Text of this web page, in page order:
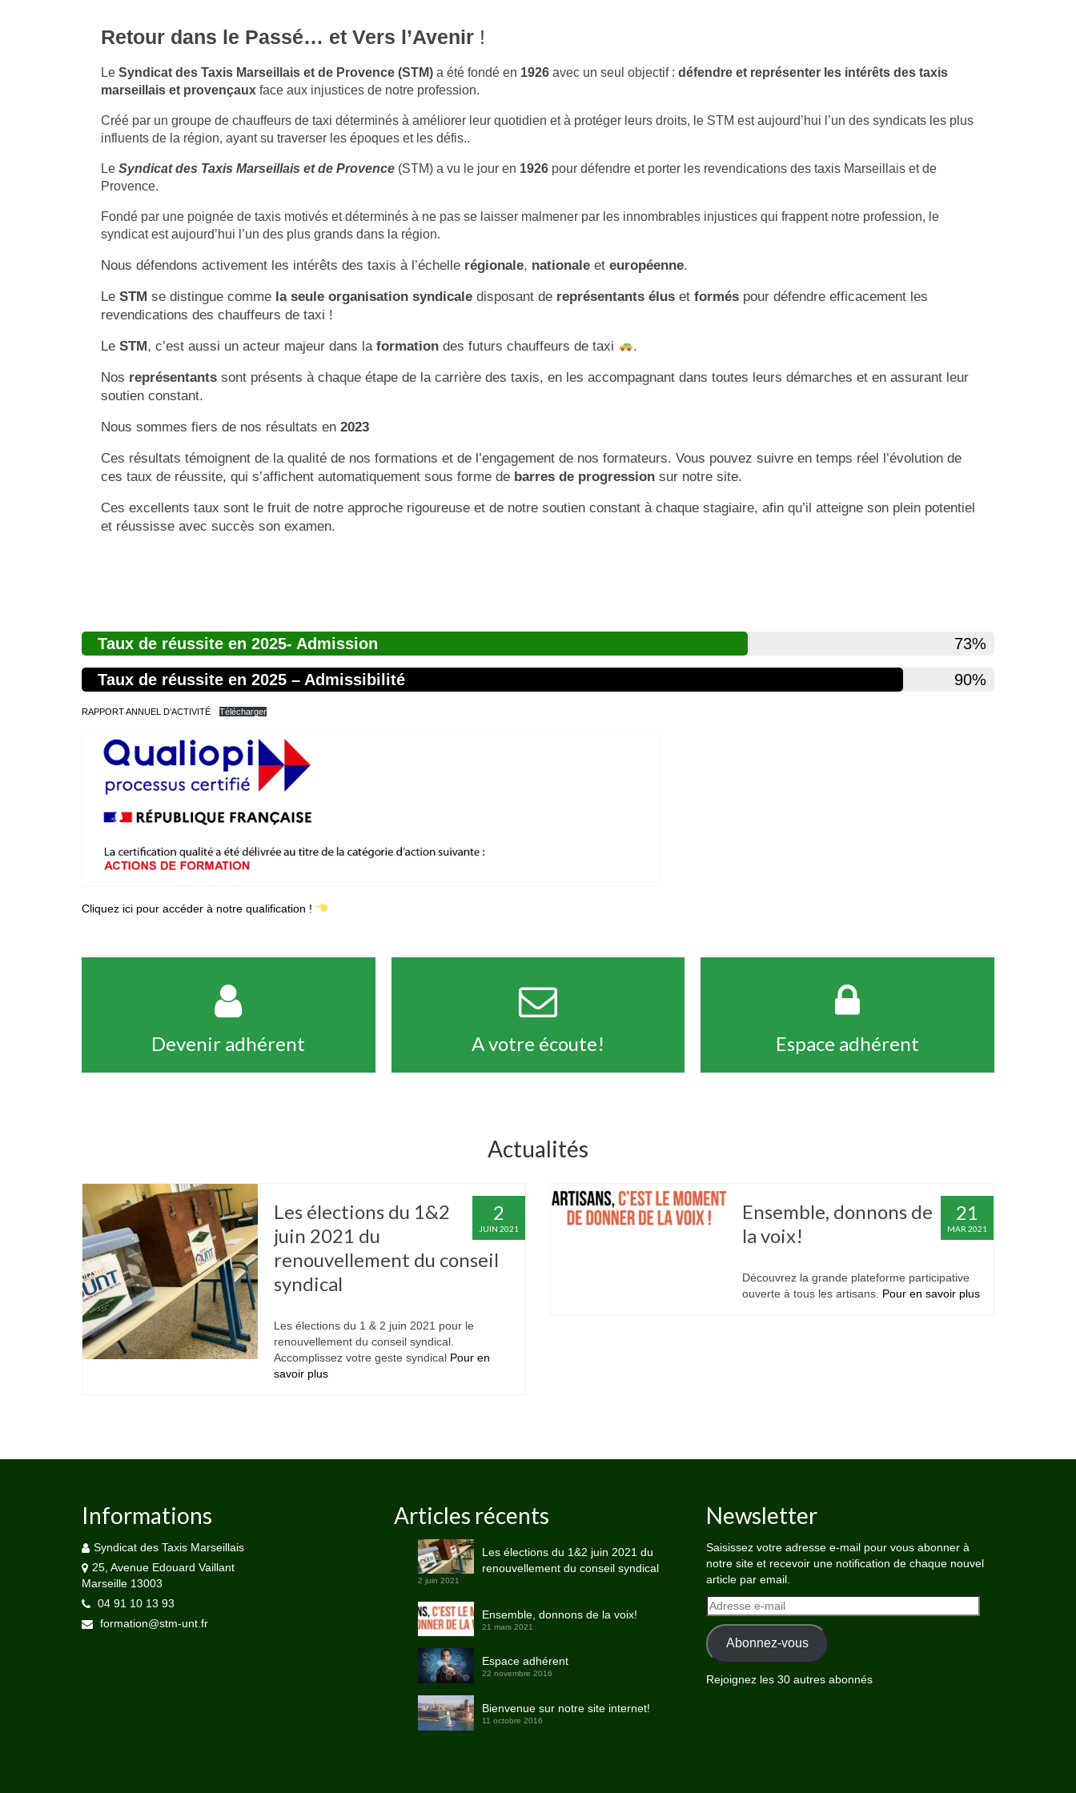
Retour dans le Passé… et Vers l’Avenir !
Le Syndicat des Taxis Marseillais et de Provence (STM) a été fondé en 1926 avec un seul objectif : défendre et représenter les intérêts des taxis
marseillais et provençaux face aux injustices de notre profession.
Créé par un groupe de chauffeurs de taxi déterminés à améliorer leur quotidien et à protéger leurs droits, le STM est aujourd’hui l’un des syndicats les plus
influents de la région, ayant su traverser les époques et les défis..
Le Syndicat des Taxis Marseillais et de Provence (STM) a vu le jour en 1926 pour défendre et porter les revendications des taxis Marseillais et de
Provence.
Fondé par une poignée de taxis motivés et déterminés à ne pas se laisser malmener par les innombrables injustices qui frappent notre profession, le
syndicat est aujourd’hui l’un des plus grands dans la région.
Nous défendons activement les intérêts des taxis à l’échelle régionale, nationale et européenne.
Le STM se distingue comme la seule organisation syndicale disposant de représentants élus et formés pour défendre efficacement les
revendications des chauffeurs de taxi !
Le STM, c’est aussi un acteur majeur dans la formation des futurs chauffeurs de taxi .
Nos représentants sont présents à chaque étape de la carrière des taxis, en les accompagnant dans toutes leurs démarches et en assurant leur
soutien constant.
Nous sommes fiers de nos résultats en 2023
Ces résultats témoignent de la qualité de nos formations et de l’engagement de nos formateurs. Vous pouvez suivre en temps réel l’évolution de
ces taux de réussite, qui s’affichent automatiquement sous forme de barres de progression sur notre site.
Ces excellents taux sont le fruit de notre approche rigoureuse et de notre soutien constant à chaque stagiaire, afin qu’il atteigne son plein potentiel
et réussisse avec succès son examen.
Taux de réussite en 2025- Admission 73%
Taux de réussite en 2025 – Admissibilité 90%
RAPPORT ANNUEL D’ACTIVITÉ Télécharger
Cliquez ici pour accéder à notre qualification !
Devenir adhérent A votre écoute! Espace adhérent
Actualités
2
JUIN 2021
Les élections du 1&2
juin 2021 du
renouvellement du conseil
syndical
Les élections du 1 & 2 juin 2021 pour le
renouvellement du conseil syndical.
Accomplissez votre geste syndical Pour en
savoir plus
21
MAR 2021
Ensemble, donnons de
la voix!
Découvrez la grande plateforme participative
ouverte à tous les artisans. Pour en savoir plus
Informations
Syndicat des Taxis Marseillais
25, Avenue Edouard Vaillant
Marseille 13003
04 91 10 13 93
formation@stm-unt.fr
Articles récents
Les élections du 1&2 juin 2021 du
renouvellement du conseil syndical
2 juin 2021
Ensemble, donnons de la voix!
21 mars 2021
Espace adhérent
22 novembre 2016
Bienvenue sur notre site internet!
11 octobre 2016
Newsletter
Saisissez votre adresse e-mail pour vous abonner à
notre site et recevoir une notification de chaque nouvel
article par email.
Adresse
e-
mail
Abonnez-vous
Rejoignez les 30 autres abonnés